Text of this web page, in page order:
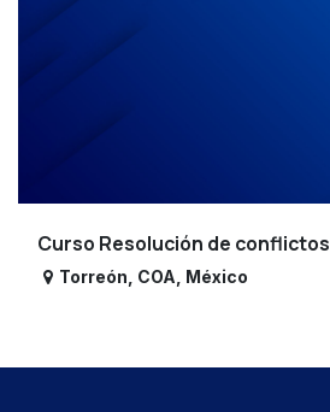
Curso Resolución de conflictos
Torreón COA México